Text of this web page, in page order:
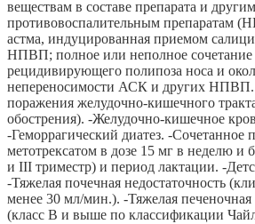
веществам в составе препарата и
противовоспалительным препаратам
астма, индуцированная приемом
НПВП; полное или неполное сочетание
рецидивирующего полипоза носа и
непереносимости АСК и других НПВП.
поражения желудочно-кишечного
обострения). -Желудочно-кишечное
-Геморрагический диатез. -Сочетанное
метотрексатом в дозе 15 мг в неделю и
и III триместр) и период лактации. -
-Тяжелая почечная недостаточность
менее 30 мл/мин.). -Тяжелая печеночная
(класс В и выше по классификации